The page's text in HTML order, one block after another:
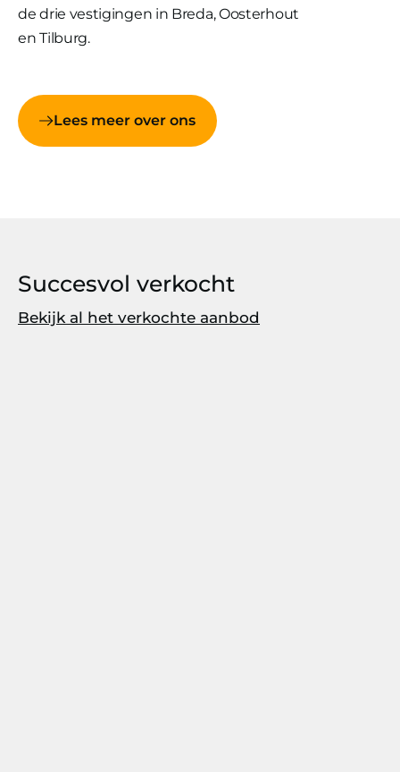
de drie vestigingen in Breda, Oosterhout
en Tilburg.
Lees meer over ons
Succesvol verkocht
Bekijk al het verkochte aanbod